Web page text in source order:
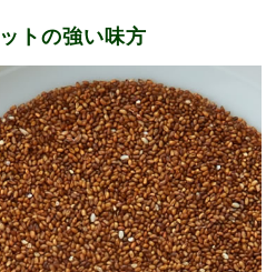
トの強い味方